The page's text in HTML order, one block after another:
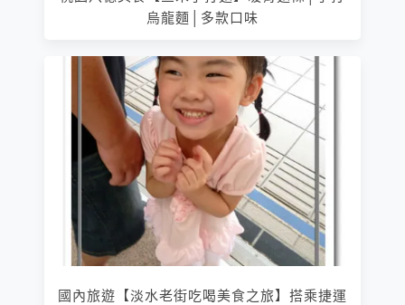
烏龍麵│多款口味
國內旅遊【淡水老街吃喝美食之旅】搭乘捷運